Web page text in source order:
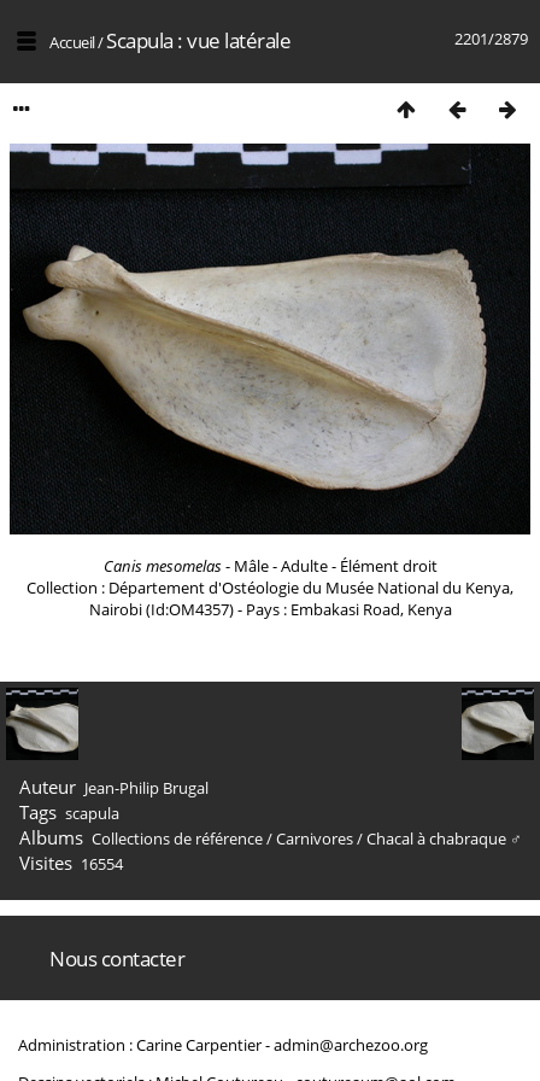
2201/2879
Accueil/Scapula : vue latérale
Canis mesomelas- Mâle - Adulte - Élément droit
Collection : Département d'Ostéologie du Musée National du Kenya,
Nairobi (Id:OM4357) - Pays : Embakasi Road, Kenya
Auteur Jean-Philip Brugal
Tags scapula
Albums Collections de référence/Carnivores/Chacal à chabraque ♂
Visites 16554
Nous contacter
Administration : Carine Carpentier -admin@archezoo.org